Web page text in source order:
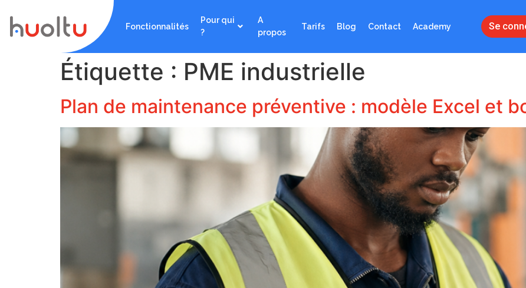
Fonctionnalités
Pour qui
?
A
propos
Tarifs Blog Contact Academy Se
Étiquette : PME industrielle
Plan de maintenance préventive : modèle Excel et